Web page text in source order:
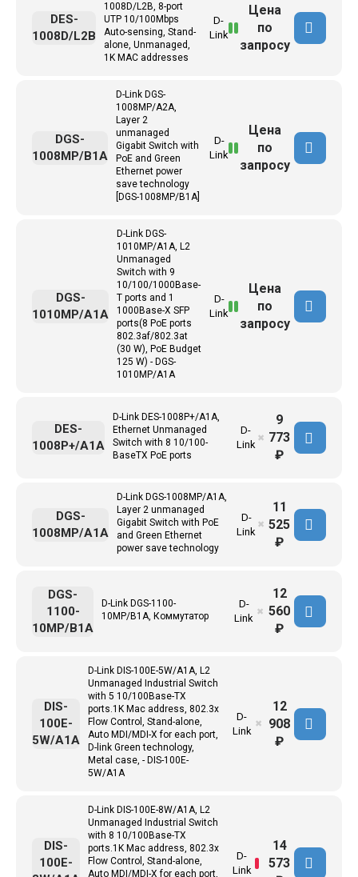
1008D/L2B, 8-port
UTP 10/100Mbps
Auto-sensing, Stand-
alone, Unmanaged,
1K MAC addresses
D-
Link
DES-
1008D/L2B
Цена
по
запросу
D-Link DGS-
1008MP/A2A,
Layer 2
unmanaged
Gigabit Switch with
PoE and Green
Ethernet power
save technology
[DGS-1008MP/B1A]
D-
Link
DGS-
1008MP/B1A
Цена
по
запросу
D-Link DGS-
1010MP/A1A, L2
Unmanaged
Switch with 9
10/100/1000Base-
T ports and 1
1000Base-X SFP
ports(8 PoE ports
802.3af/802.3at
(30 W), PoE Budget
125 W) - DGS-
1010MP/A1A
D-
Link
DGS-
1010MP/A1A
Цена
по
запросу
D-Link DES-1008P+/A1A,
Ethernet Unmanaged
Switch with 8 10/100-
BaseTX PoE ports
D-
Link
DES-
1008P+/A1A
✖
9
773
₽
D-Link DGS-1008MP/A1A,
Layer 2 unmanaged
Gigabit Switch with PoE
and Green Ethernet
power save technology
D-
Link
DGS-
1008MP/A1A
✖
11
525
₽
D-Link DGS-1100-
10MP/B1A, Коммутатор
D-
Link
DGS-
1100-
10MP/B1A
✖
12
560
₽
D-Link DIS-100E-5W/A1A, L2
Unmanaged Industrial Switch
with 5 10/100Base-TX
ports.1K Mac address, 802.3x
Flow Control, Stand-alone,
Auto MDI/MDI-X for each port,
D-link Green technology,
Metal case, - DIS-100E-
5W/A1A
D-
Link
DIS-
100E-
5W/A1A
✖
12
908
₽
D-Link DIS-100E-8W/A1A, L2
Unmanaged Industrial Switch
with 8 10/100Base-TX
ports.1K Mac address, 802.3x
Flow Control, Stand-alone,
Auto MDI/MDI-X for each port,
D-
Link
DIS-
100E-
14
573